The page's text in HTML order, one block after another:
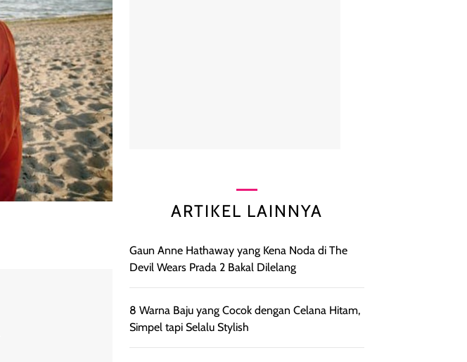
ARTIKEL LAINNYA
Gaun Anne Hathaway yang Kena Noda di The
Devil Wears Prada 2 Bakal Dilelang
8 Warna Baju yang Cocok dengan Celana Hitam,
Simpel tapi Selalu Stylish